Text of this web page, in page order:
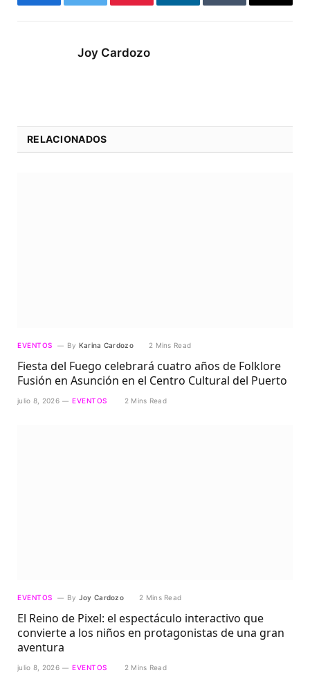
FacebookTwitter PinterestLinkedInTumblr Email
Joy Cardozo
RELACIONADOS
EVENTOS By Karina Cardozo 2 Mins Read
Fiesta del Fuego celebrará cuatro años de Folklore
Fusión en Asunción en el Centro Cultural del Puerto
julio 8, 2026 EVENTOS 2 Mins Read
EVENTOS By Joy Cardozo 2 Mins Read
El Reino de Pixel: el espectáculo interactivo que
convierte a los niños en protagonistas de una gran
aventura
julio 8, 2026 EVENTOS 2 Mins Read